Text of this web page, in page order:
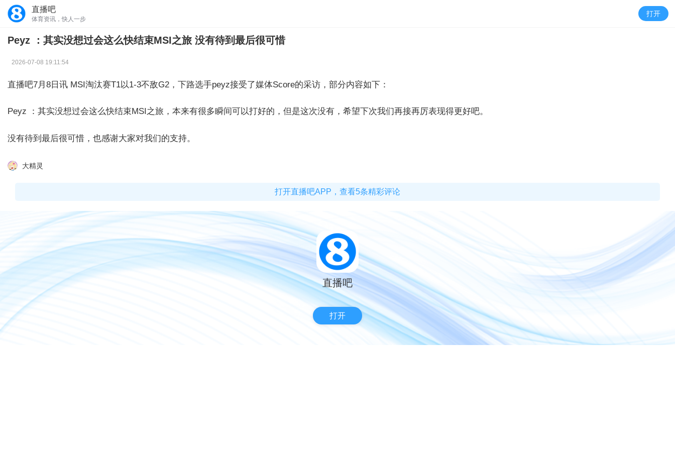
直播吧
体育资讯，快人一步
打开
Peyz ：其实没想过会这么快结束MSI之旅 没有待到最后很可惜
2026-07-08 19:11:54
直播吧7月8日讯 MSI淘汰赛T1以1-3不敌G2，下路选手peyz接受了媒体Score的采访，部分内容如下：
Peyz ：其实没想过会这么快结束MSI之旅，本来有很多瞬间可以打好的，但是这次没有，希望下次我们再接再厉表现得更好吧。
没有待到最后很可惜，也感谢大家对我们的支持。
大精灵
打开直播吧APP，查看5条精彩评论
直播吧
打开